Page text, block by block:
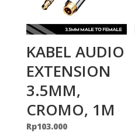
KABEL AUDIO
EXTENSION
3.5MM,
CROMO, 1M
Rp103.000